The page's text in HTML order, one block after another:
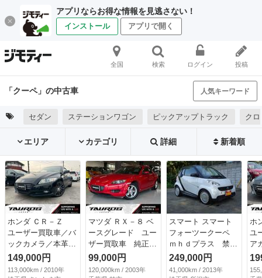
アプリならお得な情報を見逃さない！
インストール アプリで開く
全国 検索 ログイン 投稿
「クーペ」の中古車 人気キーワード
セダン ステーションワゴン ピックアップトラック ク
エリア カテゴリ 詳細 新着順
ホンダ ＣＲ－Ｚ
ユーザー買取車／バ
ックカメラ／本革レ
ザーシート／純正ナ
ビ／社外１７インチ
149,000円
113,000km / 2010年
マツダ ＲＸ－８ ベ
ースグレード ユー
ザー買取車 純正ナ
ビ 純正アルミホイ
ール１６インチ キ
99,000円
120,000km / 2003年
スマート スマート
フォーツークーペ
ｍｈｄプラス 禁
煙 車検９年９月
（検9.9）
249,000円
41,000km / 2013年
ホ
ユ
ア
ビ
チ